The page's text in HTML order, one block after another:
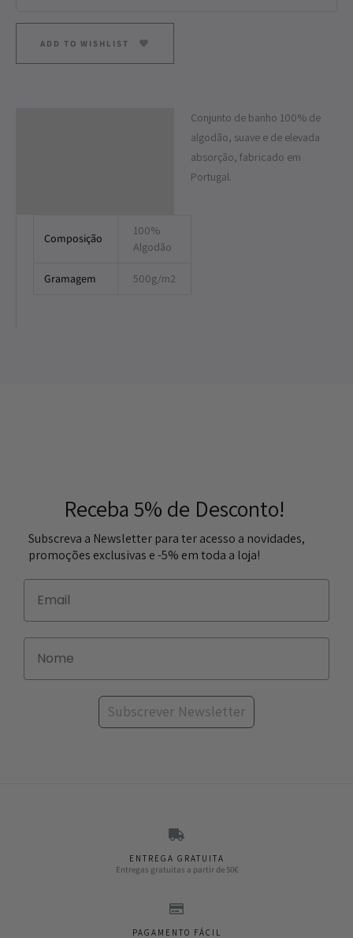
ADD TO WISHLIST
Conjunto de banho 100% de
algodão, suave e de elevada
absorção, fabricado em
Portugal.
Composição
100%
Algodão
Gramagem 500g/m2
Receba 5% de Desconto!
Subscreva a Newsletter para ter acesso a novidades,
promoções exclusivas e -5% em toda a loja!
Subscrever Newsletter
ENTREGA GRATUITA
Entregas gratuitas a partir de 50€
PAGAMENTO FÁCIL